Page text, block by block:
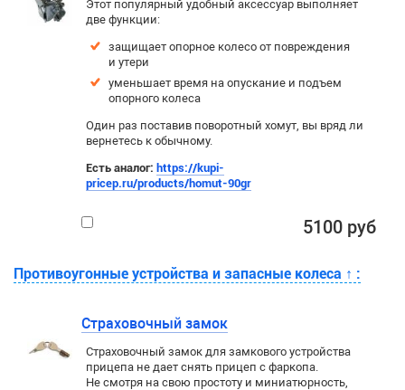
Этот популярный удобный аксессуар выполняет
две функции:
защищает опорное колесо от повреждения
и утери
уменьшает время на опускание и подъем
опорного колеса
Один раз поставив поворотный хомут, вы вряд ли
вернетесь к обычному.
Есть аналог: https://kupi-
pricep.ru/products/homut-90gr
5100 руб
Противоугонные устройства и запасные колеса ↑ :
Страховочный замок
Страховочный замок для замкового устройства
прицепа не дает снять прицеп с фаркопа.
Не смотря на свою простоту и миниатюрность,